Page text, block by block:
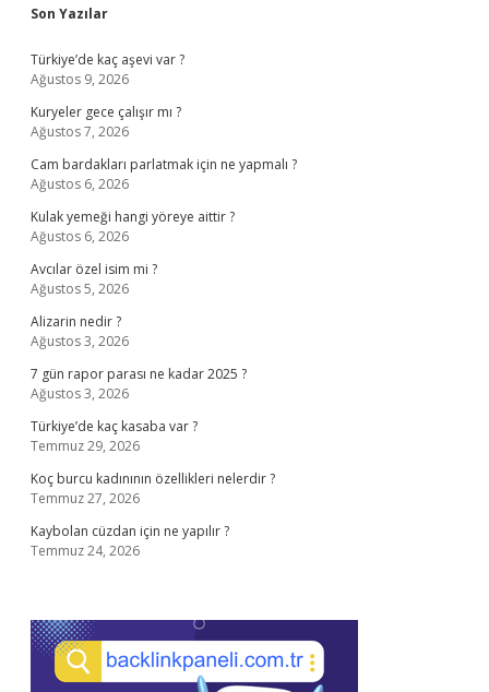
Sidebar
Son Yazılar
Türkiye’de kaç aşevi var ?
Ağustos 9, 2026
Kuryeler gece çalışır mı ?
Ağustos 7, 2026
Cam bardakları parlatmak için ne yapmalı ?
Ağustos 6, 2026
Kulak yemeği hangi yöreye aittir ?
Ağustos 6, 2026
Avcılar özel isim mi ?
Ağustos 5, 2026
Alizarin nedir ?
Ağustos 3, 2026
7 gün rapor parası ne kadar 2025 ?
Ağustos 3, 2026
Türkiye’de kaç kasaba var ?
Temmuz 29, 2026
Koç burcu kadınının özellikleri nelerdir ?
Temmuz 27, 2026
Kaybolan cüzdan için ne yapılır ?
Temmuz 24, 2026